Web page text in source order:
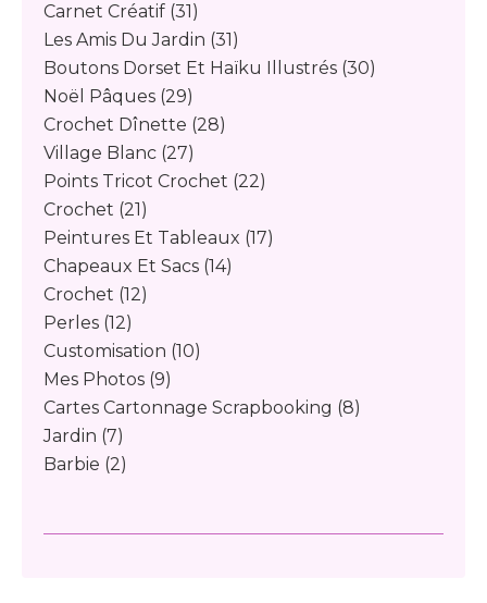
Carnet Créatif (31)
Les Amis Du Jardin (31)
Boutons Dorset Et Haïku Illustrés (30)
Noël Pâques (29)
Crochet Dînette (28)
Village Blanc (27)
Points Tricot Crochet (22)
Crochet (21)
Peintures Et Tableaux (17)
Chapeaux Et Sacs (14)
Crochet (12)
Perles (12)
Customisation (10)
Mes Photos (9)
Cartes Cartonnage Scrapbooking (8)
Jardin (7)
Barbie (2)